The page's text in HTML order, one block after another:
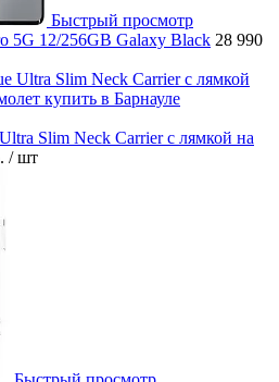
Быстрый просмотр
5G 12/256GB Galaxy Black 28 990
Slim Neck Carrier с лямкой на
/ шт